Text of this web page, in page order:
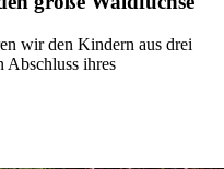
wir den Kindern aus drei
Abschluss ihres